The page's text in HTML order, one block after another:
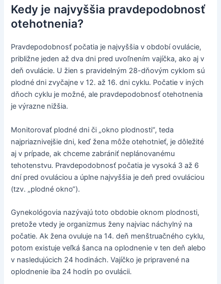
Kedy je najvyššia pravdepodobnosť
otehotnenia?
Pravdepodobnosť počatia je najvyššia v období ovulácie,
približne jeden až dva dni pred uvoľnením vajíčka, ako aj v
deň ovulácie. U žien s pravidelným 28-dňovým cyklom sú
plodné dni zvyčajne v 12. až 16. dni cyklu. Počatie v iných
dňoch cyklu je možné, ale pravdepodobnosť otehotnenia
je výrazne nižšia.
Monitorovať plodné dni či „okno plodnosti“, teda
najpriaznivejšie dni, keď žena môže otehotnieť, je dôležité
aj v prípade, ak chceme zabrániť neplánovanému
tehotenstvu. Pravdepodobnosť počatia je vysoká 3 až 6
dní pred ovuláciou a úplne najvyššia je deň pred ovuláciou
(tzv. „plodné okno“).
Gynekológovia nazývajú toto obdobie oknom plodnosti,
pretože vtedy je organizmus ženy najviac náchylný na
počatie. Ak žena ovuluje na 14. deň menštruačného cyklu,
potom existuje veľká šanca na oplodnenie v ten deň alebo
v nasledujúcich 24 hodinách. Vajíčko je pripravené na
oplodnenie iba 24 hodín po ovulácii.